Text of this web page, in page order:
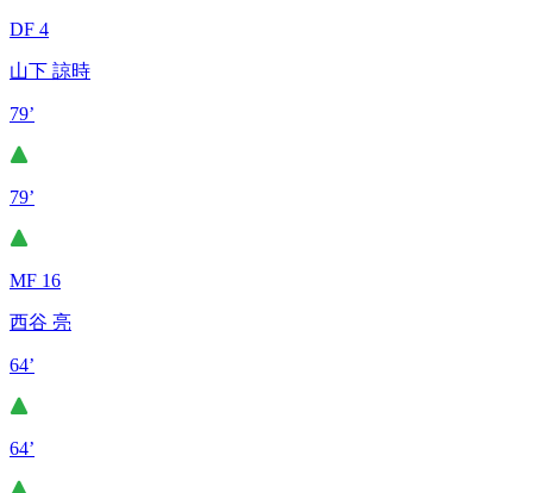
DF 4
山下 諒時
79’
79’
MF 16
西谷 亮
64’
64’